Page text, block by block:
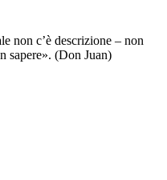
non c’è descrizione – non
sapere». (Don Juan)